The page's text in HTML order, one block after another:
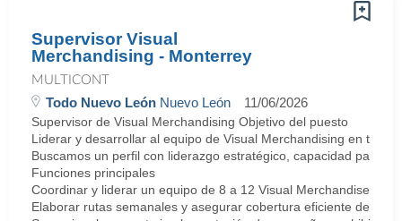
Supervisor Visual
Merchandising - Monterrey
MULTICONT
Todo Nuevo León Nuevo León 11/06/2026
Supervisor de Visual Merchandising Objetivo del puesto
Liderar y desarrollar al equipo de Visual Merchandising en
Buscamos un perfil con liderazgo estratégico, capacidad para
Funciones principales
Coordinar y liderar un equipo de 8 a 12 Visual Merchandisers
Elaborar rutas semanales y asegurar cobertura eficiente de